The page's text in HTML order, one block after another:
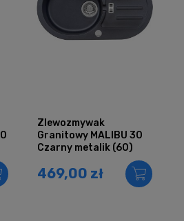
Zlewozmywak
Granitowy MALIBU 30
Czarny metalik (60)
469,00 zł